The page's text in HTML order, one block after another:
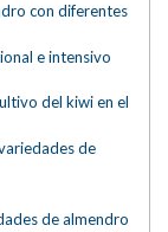
con diferentes
e intensivo
del kiwi en el
de
de almendro